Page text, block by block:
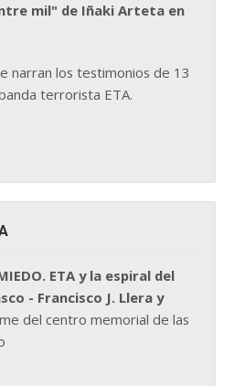
mil" de Iñaki Arteta en
narran los testimonios de 13
terrorista ETA.
ETA y la espiral del
- Francisco J. Llera y
del centro memorial de las